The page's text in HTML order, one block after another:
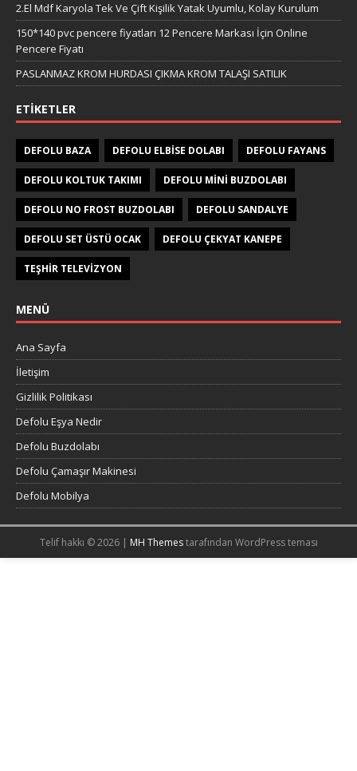
2.El Mdf Karyola Tek Ve Çift Kişilik Yatak Uyumlu, Kolay Kurulum
150*140 pvc pencere fiyatları 12 Pencere Markası İçin Online
Pencere Fiyatı
PASLANMAZ KROM HURDASI ÇIKMA KROM TALAŞI SATILIK
ETIKETLER
DEFOLU BAZA DEFOLU ELBISE DOLABI DEFOLU FAYANS
DEFOLU KOLTUK TAKIMI DEFOLU MINI BUZDOLABI
DEFOLU NO FROST BUZDOLABI DEFOLU SANDALYE
DEFOLU SET ÜSTÜ OCAK DEFOLU ÇEKYAT KANEPE
TEŞHIR TELEVIZYON
MENÜ
Ana Sayfa
İletişim
Gizlilik Politikası
Defolu Eşya Nedir
Defolu Buzdolabı
Defolu Çamaşır Makinesi
Defolu Mobilya
Telif hakkı © 2026 | MH Themestarafından WordPress teması